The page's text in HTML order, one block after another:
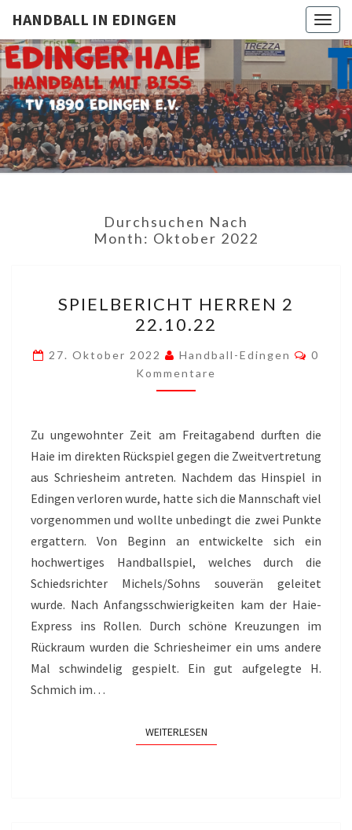
HANDBALL IN EDINGEN
IN
TV
1890
Edingen
Durchsuchen Nach
Month: Oktober 2022
HERREN
2
22.10.22
SPIELBERICHT HERREN 2
22.10.22
27. Oktober 2022 Handball-Edingen
0
Kommentare
Zu ungewohnter Zeit am Freitagabend durften die
Haie im direkten Rückspiel gegen die Zweitvertretung
aus Schriesheim antreten. Nachdem das Hinspiel in
Edingen verloren wurde, hatte sich die Mannschaft viel
vorgenommen und wollte unbedingt die zwei Punkte
ergattern. Von Beginn an entwickelte sich ein
hochwertiges Handballspiel, welches durch die
Schiedsrichter Michels/Sohns souverän geleitet
wurde. Nach Anfangsschwierigkeiten kam der Haie-
Express ins Rollen. Durch schöne Kreuzungen im
Rückraum wurden die Schriesheimer ein ums andere
Mal schwindelig gespielt. Ein gut aufgelegte H.
Schmich im…
WEITERLESENWEITERLESEN